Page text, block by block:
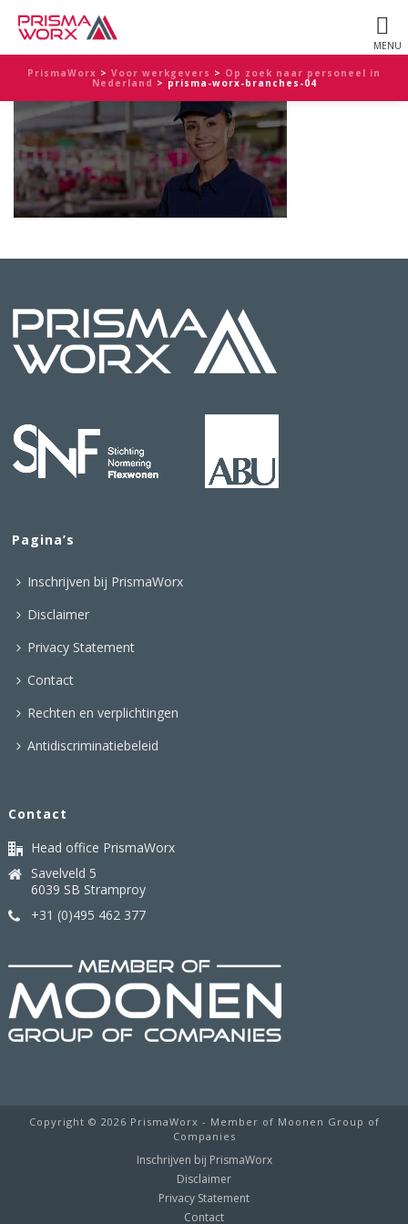
PrismaWorx > Voor werkgevers > Op zoek naar personeel in
Nederland > prisma-worx-branches-04
Pagina’s
Inschrijven bij PrismaWorx
Disclaimer
Privacy Statement
Contact
Rechten en verplichtingen
Antidiscriminatiebeleid
Contact
Head office PrismaWorx
Savelveld 5
6039 SB Stramproy
+31 (0)495 462 377
Copyright © 2026 PrismaWorx - Member of Moonen Group of
Companies
Inschrijven bij PrismaWorx
Disclaimer
Privacy Statement
Contact